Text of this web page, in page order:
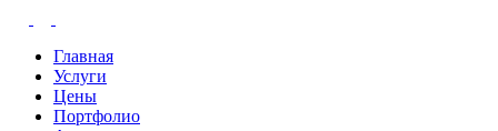
Главная
Услуги
Цены
Портфолио